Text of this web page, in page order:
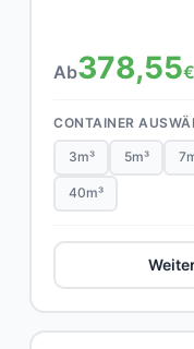
Ab378,55€
CONTAINER
3m³ 5m³
40m³